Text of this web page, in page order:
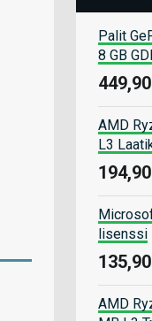
Palit
8 GB
AMD
L3
lisenssi
AMD